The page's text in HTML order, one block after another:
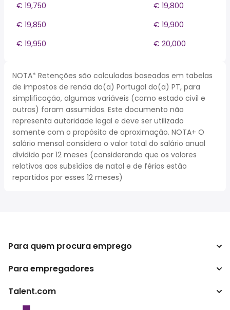
€ 19,750
€ 19,800
€ 19,850
€ 19,900
€ 19,950
€ 20,000
NOTA* Retenções são calculadas baseadas em tabelas
de impostos de renda do(a) Portugal do(a) PT, para
simplificação, algumas variáveis (como estado civil e
outras) foram assumidas. Este documento não
representa autoridade legal e deve ser utilizado
somente com o propósito de aproximação. NOTA+ O
salário mensal considera o valor total do salário anual
dividido por 12 meses (considerando que os valores
relativos aos subsídios de natal e de férias estão
repartidos por esses 12 meses)
Para quem procura emprego
Procurar empregos
Para empregadores
Empreendimento
Talent.com